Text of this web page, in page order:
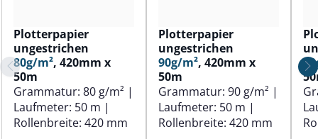
Plotterpapier
ungestrichen
80g/m², 420mm x
50m
Grammatur: 80 g/m² |
Laufmeter: 50 m |
Rollenbreite: 420 mm
Plotterpapier
ungestrichen
90g/m², 420mm x
50m
Grammatur: 90 g/m² |
Laufmeter: 50 m |
Rollenbreite: 420 mm